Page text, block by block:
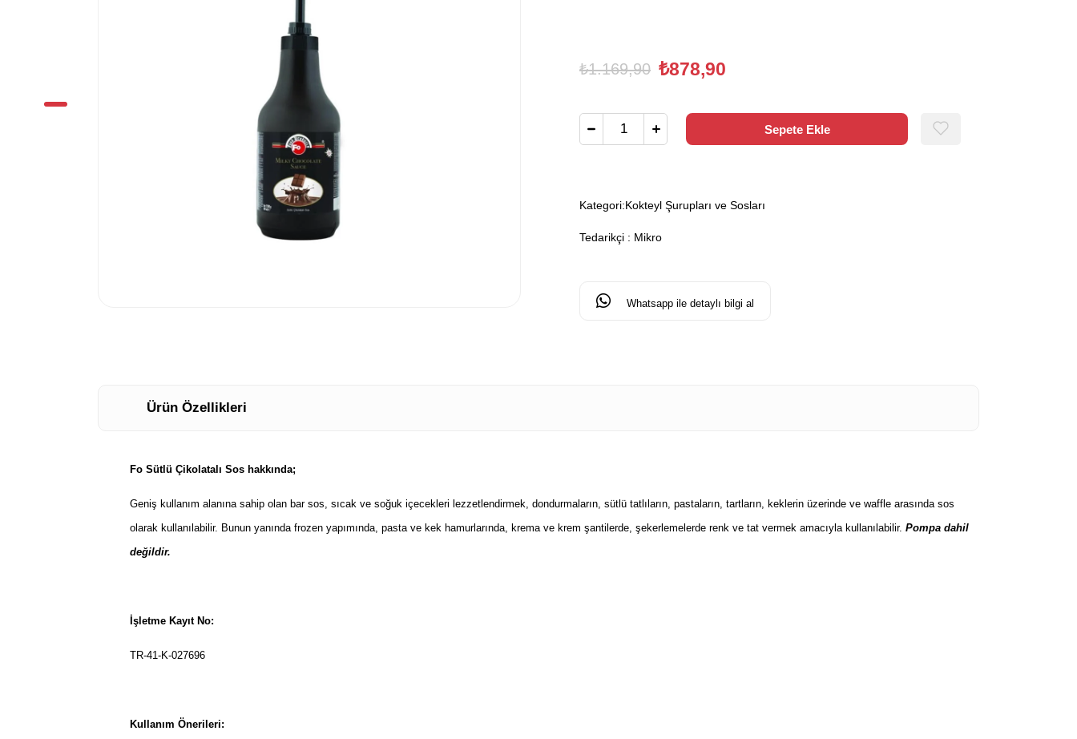
₺1.169,90 ₺878,90
Kategori:Kokteyl Şurupları ve Sosları
Tedarikçi : Mikro
Whatsapp ile detaylı bilgi al
Ürün Özellikleri
Fo Sütlü Çikolatalı Sos hakkında;
Geniş kullanım alanına sahip olan bar sos, sıcak ve soğuk içecekleri lezzetlendirmek, dondurmaların, sütlü tatlıların, pastaların, tartların, keklerin üzerinde ve waffle arasında sos
olarak kullanılabilir. Bunun yanında frozen yapımında, pasta ve kek hamurlarında, krema ve krem şantilerde, şekerlemelerde renk ve tat vermek amacıyla kullanılabilir. Pompa dahil
değildir.
İşletme Kayıt No:
TR-41-K-027696
Kullanım Önerileri: